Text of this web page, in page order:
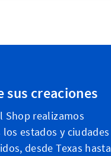
sus creaciones
Shop realizamos
estados y ciudades
desde Texas hasta